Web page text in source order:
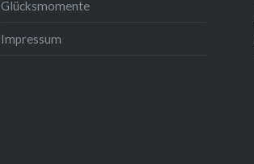
Glücksmomente
Impressum